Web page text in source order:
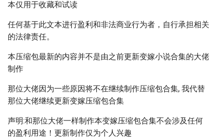
本仅用于收藏和试读
任何基于此文本进行盈利和非法商业行为者，自行承担相关
的法律责任。
本压缩包最新的内容并不是由之前更新变嫁小说合集的大佬
制作
那位大佬因为一些原因将不在继续制作压缩包合集, 我代替
那位大佬继续更新变嫁压缩包合集
声明:和那位大佬一样制作本变嫁压缩包合集不会涉及任何
的盈利用途！更新制作仅为个人兴趣